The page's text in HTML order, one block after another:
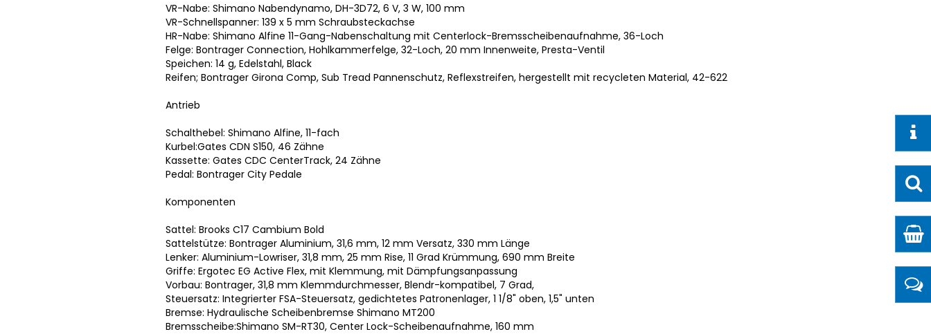
VR-Nabe: Shimano Nabendynamo, DH-3D72, 6 V, 3 W, 100 mm
VR-Schnellspanner: 139 x 5 mm Schraubsteckachse
HR-Nabe: Shimano Alfine 11-Gang-Nabenschaltung mit Centerlock-Bremsscheibenaufnahme, 36-Loch
Felge: Bontrager Connection, Hohlkammerfelge, 32-Loch, 20 mm Innenweite, Presta-Ventil
Speichen: 14 g, Edelstahl, Black
Reifen; Bontrager Girona Comp, Sub Tread Pannenschutz, Reflexstreifen, hergestellt mit recycleten Material, 42-622
Antrieb
Schalthebel: Shimano Alfine, 11-fach
Kurbel:Gates CDN S150, 46 Zähne
Kassette: Gates CDC CenterTrack, 24 Zähne
Pedal: Bontrager City Pedale
Komponenten
Sattel: Brooks C17 Cambium Bold
Sattelstütze: Bontrager Aluminium, 31,6 mm, 12 mm Versatz, 330 mm Länge
Lenker: Aluminium-Lowriser, 31,8 mm, 25 mm Rise, 11 Grad Krümmung, 690 mm Breite
Griffe: Ergotec EG Active Flex, mit Klemmung, mit Dämpfungsanpassung
Vorbau: Bontrager, 31,8 mm Klemmdurchmesser, Blendr-kompatibel, 7 Grad,
Steuersatz: Integrierter FSA-Steuersatz, gedichtetes Patronenlager, 1 1/8" oben, 1,5" unten
Bremse: Hydraulische Scheibenbremse Shimano MT200
Bremsscheibe:Shimano SM-RT30, Center Lock-Scheibenaufnahme, 160 mm